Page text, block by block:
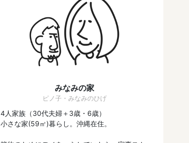
みなみの家
ピノ子・みなみのひげ
4人家族（30代夫婦＋3歳・6歳）
小さな家(59㎡)暮らし。沖縄在住。